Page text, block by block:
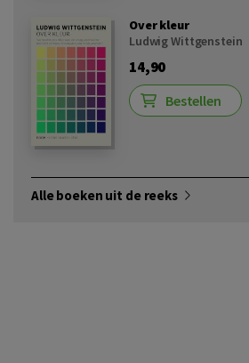
Over kleur
Ludwig Wittgenstein
14,90
Bestellen
Alle boeken uit de reeks